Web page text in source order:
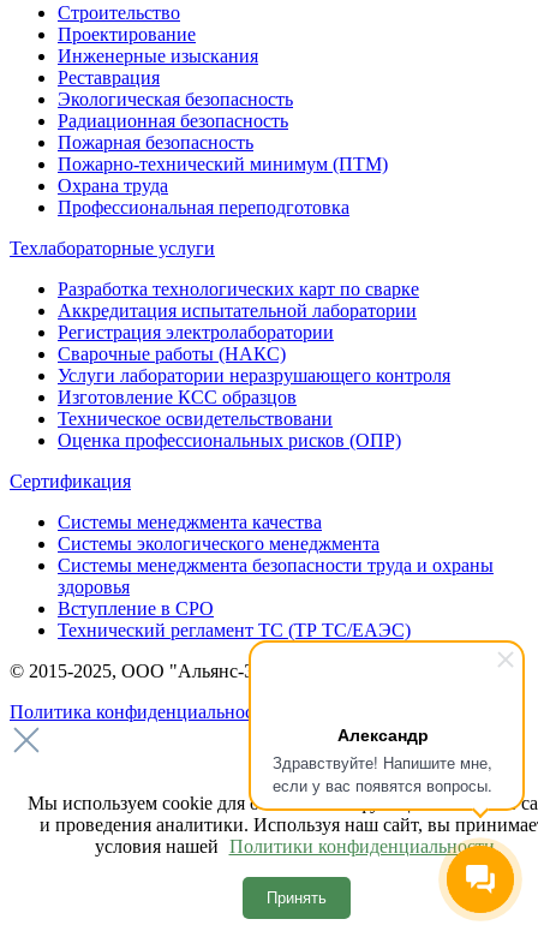
Александр
Здравствуйте! Напишите мне,
если у вас появятся вопросы.
Строительство
Проектирование
Инженерные изыскания
Реставрация
Экологическая безопасность
Радиационная безопасность
Пожарная безопасность
Пожарно-технический минимум (ПТМ)
Охрана труда
Профессиональная переподготовка
Техлабораторные услуги
Разработка технологических карт по сварке
Аккредитация испытательной лаборатории
Регистрация электролаборатории
Сварочные работы (НАКС)
Услуги лаборатории неразрушающего контроля
Изготовление КСС образцов
Техническое освидетельствовани
Оценка профессиональных рисков (ОПР)
Сертификация
Системы менеджмента качества
Системы экологического менеджмента
Системы менеджмента безопасности труда и охраны
здоровья
Вступление в СРО
Технический регламент ТС (ТР ТС/ЕАЭС)
© 2015-2025, ООО "Альянс-Эксперт"
Политика конфиденциальности
Оставьте заявку или позвоните, чтобы обсудить ваш проект и
получить консультацию. Мы всегда рады помочь!
Мы используем cookie для обеспечения функциональности
и проведения аналитики. Используя наш сайт, вы
условия нашей Политики конфиденциальности.
Принять